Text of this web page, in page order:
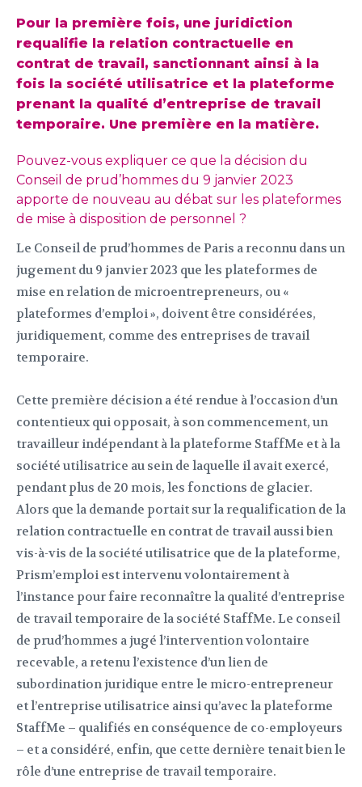
Pour la première fois, une juridiction
requalifie la relation contractuelle en
contrat de travail, sanctionnant ainsi à la
fois la société utilisatrice et la plateforme
prenant la qualité d’entreprise de travail
temporaire. Une première en la matière.
Pouvez-vous expliquer ce que la décision du
Conseil de prud’hommes du 9 janvier 2023
apporte de nouveau au débat sur les plateformes
de mise à disposition de personnel ?
Le Conseil de prud’hommes de Paris a reconnu dans un
jugement du 9 janvier 2023 que les plateformes de
mise en relation de microentrepreneurs, ou «
plateformes d’emploi », doivent être considérées,
juridiquement, comme des entreprises de travail
temporaire.
Cette première décision a été rendue à l’occasion d’un
contentieux qui opposait, à son commencement, un
travailleur indépendant à la plateforme StaffMe et à la
société utilisatrice au sein de laquelle il avait exercé,
pendant plus de 20 mois, les fonctions de glacier.
Alors que la demande portait sur la requalification de la
relation contractuelle en contrat de travail aussi bien
vis-à-vis de la société utilisatrice que de la plateforme,
Prism’emploi est intervenu volontairement à
l’instance pour faire reconnaître la qualité d’entreprise
de travail temporaire de la société StaffMe. Le conseil
de prud’hommes a jugé l’intervention volontaire
recevable, a retenu l’existence d’un lien de
subordination juridique entre le micro-entrepreneur
et l’entreprise utilisatrice ainsi qu’avec la plateforme
StaffMe – qualifiés en conséquence de co-employeurs
– et a considéré, enfin, que cette dernière tenait bien le
rôle d’une entreprise de travail temporaire.